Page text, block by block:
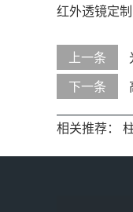
红外透镜定制
上一条
下一条
相关推荐：